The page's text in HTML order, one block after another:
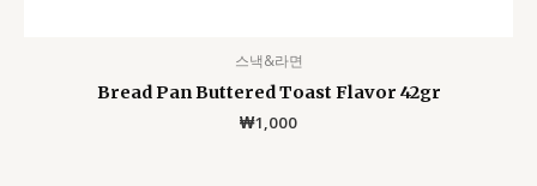
스낵&라면
Bread Pan Buttered Toast Flavor 42gr
₩1,000